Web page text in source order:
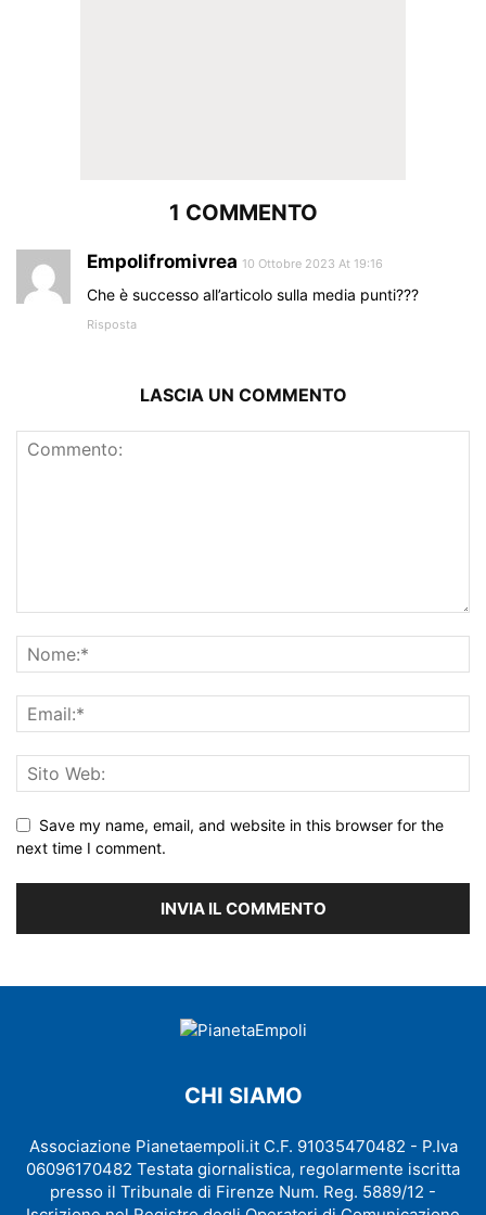
1 COMMENTO
Empolifromivrea 10 Ottobre 2023 At 19:16
Che è successo all’articolo sulla media punti???
Risposta
LASCIA UN COMMENTO
Save my name, email, and website in this browser for the
next time I comment.
CHI SIAMO
Associazione Pianetaempoli.it C.F. 91035470482 - P.Iva
06096170482 Testata giornalistica, regolarmente iscritta
presso il Tribunale di Firenze Num. Reg. 5889/12 -